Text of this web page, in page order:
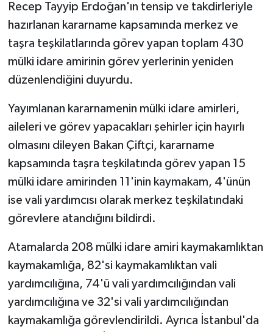
Recep Tayyip Erdoğan'ın tensip ve takdirleriyle
hazırlanan kararname kapsamında merkez ve
taşra teşkilatlarında görev yapan toplam 430
mülki idare amirinin görev yerlerinin yeniden
düzenlendiğini duyurdu.
Yayımlanan kararnamenin mülki idare amirleri,
aileleri ve görev yapacakları şehirler için hayırlı
olmasını dileyen Bakan Çiftçi, kararname
kapsamında taşra teşkilatında görev yapan 15
mülki idare amirinden 11'inin kaymakam, 4'ünün
ise vali yardımcısı olarak merkez teşkilatındaki
görevlere atandığını bildirdi.
Atamalarda 208 mülki idare amiri kaymakamlıktan
kaymakamlığa, 82'si kaymakamlıktan vali
yardımcılığına, 74'ü vali yardımcılığından vali
yardımcılığına ve 32'si vali yardımcılığından
kaymakamlığa görevlendirildi. Ayrıca İstanbul'da